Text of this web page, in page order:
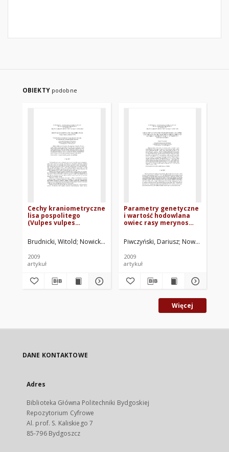
OBIEKTY podobne
Cechy kraniometryczne
lisa pospolitego
(Vulpes vulpes
Brudnicki, Witold Nowicki, Włodzimierz Skoczylas, Benedykt
2009
artykuł
Parametry genetyczne
i wartość hodowlana
owiec rasy merynos
metodą BLUP-AM w
zakresie wybranych
reprodukcyjnej
Piwczyński, Dariusz Nowachowicz,
2009
artykuł
Więcej
DANE KONTAKTOWE
Adres
Biblioteka Główna Politechniki Bydgoskiej
Repozytorium Cyfrowe
Al. prof. S. Kaliskiego 7
85-796 Bydgoszcz